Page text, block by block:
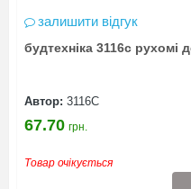
залишити відгук
будтехніка 3116c рухомі
Автор: 3116С
67.70 грн.
Товар очікується